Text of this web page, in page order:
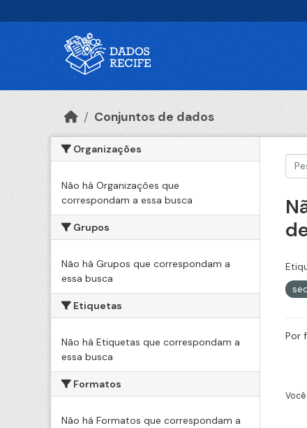
Conjuntos de dados
Organizações
Não há Organizações que
correspondam a essa busca
Grupos
Não há Grupos que correspondam a
essa busca
Etiquetas
Não há Etiquetas que correspondam a
essa busca
Formatos
Não há Formatos que correspondam a
Por